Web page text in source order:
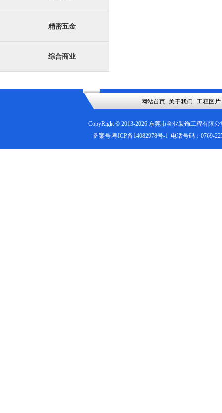
精密五金
综合商业
网站首页| 关于我们 工程图片
CopyRight © 2013-2026 东莞市金业装饰工程有限公
备案号:粤ICP备14082978号-1 电话号码：0769-